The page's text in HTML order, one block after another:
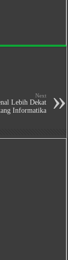
Next
Lebih Dekat
Informatika